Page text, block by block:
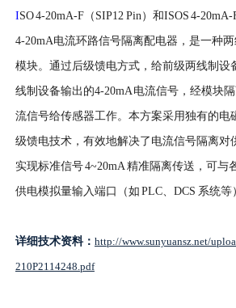
ISO 4-20mA-F（SIP12 Pin）和ISOS 4-
4-20mA电流环路信号隔离配电器，是一种
模块。通过后级馈电方式，给前级两线制设
线制设备输出的4-20mA 电流信号，经模块
流信号给传感器工作。本方案采用独有的电
级馈电技术，有效地解决了电流信号隔离对
实现标准信号 4~20mA 精准隔离传送，可与
供电模拟量输入端口（如 PLC、DCS 系统等
详细技术资料： http://www.sunyuansz.net/
210P2114248.pdf